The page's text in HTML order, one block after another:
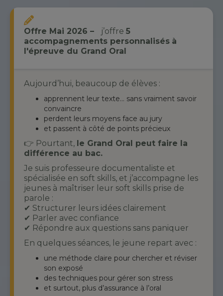
Offre Mai 2026 – j’offre 5
accompagnements personnalisés à
l'épreuve du Grand Oral
Aujourd’hui, beaucoup de élèves :
apprennent leur texte… sans vraiment savoir
convaincre
perdent leurs moyens face au jury
et passent à côté de points précieux
👉 Pourtant, le Grand Oral peut faire la
différence au bac.
Je suis professeure documentaliste et
spécialisée en soft skills, et j’accompagne les
jeunes à maîtriser leur soft skills prise de
parole :
✔ Structurer leurs idées clairement
✔ Parler avec confiance
✔ Répondre aux questions sans paniquer
En quelques séances, le jeune repart avec :
une méthode claire pour chercher et réviser
son exposé
des techniques pour gérer son stress
et surtout, plus d’assurance à l’oral